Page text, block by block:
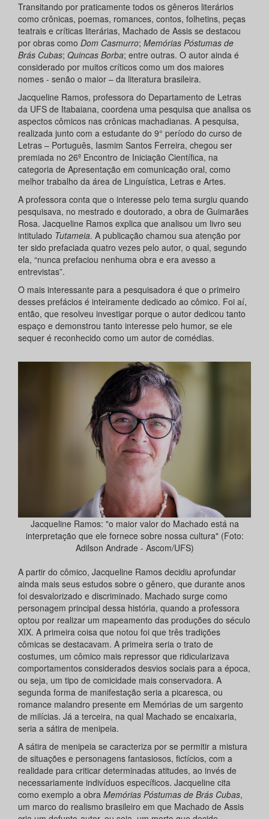
Transitando por praticamente todos os gêneros literários
como crônicas, poemas, romances, contos, folhetins, peças
teatrais e críticas literárias, Machado de Assis se destacou
por obras como Dom Casmurro; Memórias Póstumas de
Brás Cubas; Quincas Borba; entre outras. O autor ainda é
considerado por muitos críticos como um dos maiores
nomes - senão o maior – da literatura brasileira.
Jacqueline Ramos, professora do Departamento de Letras
da UFS de Itabaiana, coordena uma pesquisa que analisa os
aspectos cômicos nas crônicas machadianas. A pesquisa,
realizada junto com a estudante do 9° período do curso de
Letras – Português, Iasmim Santos Ferreira, chegou ser
premiada no 26º Encontro de Iniciação Científica, na
categoria de Apresentação em comunicação oral, como
melhor trabalho da área de Linguística, Letras e Artes.
A professora conta que o interesse pelo tema surgiu quando
pesquisava, no mestrado e doutorado, a obra de Guimarães
Rosa. Jacqueline Ramos explica que analisou um livro seu
intitulado Tutameia. A publicação chamou sua atenção por
ter sido prefaciada quatro vezes pelo autor, o qual, segundo
ela, “nunca prefaciou nenhuma obra e era avesso a
entrevistas”.
O mais interessante para a pesquisadora é que o primeiro
desses prefácios é inteiramente dedicado ao cômico. Foi aí,
então, que resolveu investigar porque o autor dedicou tanto
espaço e demonstrou tanto interesse pelo humor, se ele
sequer é reconhecido como um autor de comédias.
Jacqueline Ramos: "o maior valor do Machado está na
interpretação que ele fornece sobre nossa cultura" (Foto:
Adilson Andrade - Ascom/UFS)
A partir do cômico, Jacqueline Ramos decidiu aprofundar
ainda mais seus estudos sobre o gênero, que durante anos
foi desvalorizado e discriminado. Machado surge como
personagem principal dessa história, quando a professora
optou por realizar um mapeamento das produções do século
XIX. A primeira coisa que notou foi que três tradições
cômicas se destacavam. A primeira seria o trato de
costumes, um cômico mais repressor que ridicularizava
comportamentos considerados desvios sociais para a época,
ou seja, um tipo de comicidade mais conservadora. A
segunda forma de manifestação seria a picaresca, ou
romance malandro presente em Memórias de um sargento
de milícias. Já a terceira, na qual Machado se encaixaria,
seria a sátira de menipeia.
A sátira de menipeia se caracteriza por se permitir a mistura
de situações e personagens fantasiosos, fictícios, com a
realidade para criticar determinadas atitudes, ao invés de
necessariamente indivíduos específicos. Jacqueline cita
como exemplo a obra Memórias Póstumas de Brás Cubas,
um marco do realismo brasileiro em que Machado de Assis